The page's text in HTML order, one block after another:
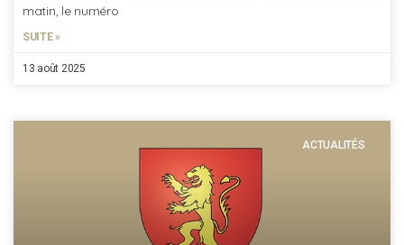
matin, le numéro
SUITE »
13 août 2025
ACTUALITÉS